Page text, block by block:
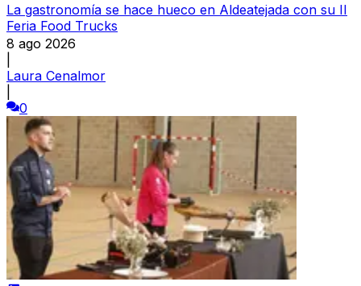
La gastronomía se hace hueco en Aldeatejada con su II
Feria Food Trucks
8 ago 2026
Laura Cenalmor
0